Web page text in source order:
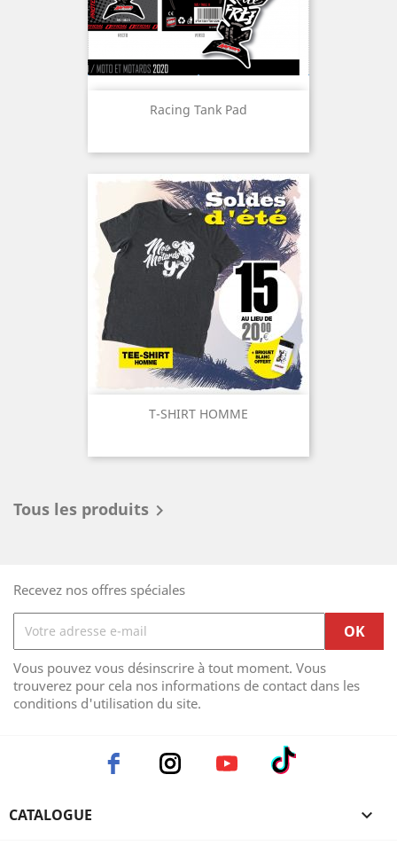
à la circulation. Chacun peut
ainsi emprunter ce tracé
mythique dans le respect du
Code de la route et des autres
Que ressent-on en roulant sur
Tourist Trophy est une
expérience unique. Entre les
mythiques et les portions
sans limitation de vitesse,
chaque kilomètre rappelle
pourquoi cette île est
devenue une véritable
légende pour les motards.
Pourquoi tant de motards
rêvent-ils de découvrir l'île de
Man ?Au-delà du Tourist
Trophy, l'île de Man offre des
paysages sauvages, des
routes exceptionnelles, une
histoire riche et une véritable
pour les passionnés de deux-
𝐋𝐚 𝐒𝐑𝐊 𝟴𝟬𝟬 𝐞𝐬𝐭-𝐞𝐥𝐥𝐞 𝐥𝐢𝐞́𝐞 𝐚̀
𝐁𝐞𝐧𝐞𝐥𝐥𝐢 ?
Oui, QJ Motor et Benelli
partagent des technologies et
plateformes, car Qianjiang est
explique certaines bases
🔥 Moto et Motards : la moto,
la passion et le délire.
Toujours sans filtre. 🔥
#motoetmotards #qjmotor
#srk800
Racing Tank Pad
T-SHIRT HOMME
Tous les produits 
Recevez nos offres spéciales
Vous pouvez vous désinscrire à tout moment. Vous
trouverez pour cela nos informations de contact dans les
conditions d'utilisation du site.
CATALOGUE 